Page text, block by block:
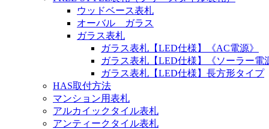
ウッドベース表札
オーバル ガラス
ガラス表札
ガラス表札【LED仕様】《AC電源》
ガラス表札【LED仕様】《ソーラー電
ガラス表札【LED仕様】長方形タイプ
HAS取付方法
マンション用表札
アルカイックタイル表札
アンティークタイル表札